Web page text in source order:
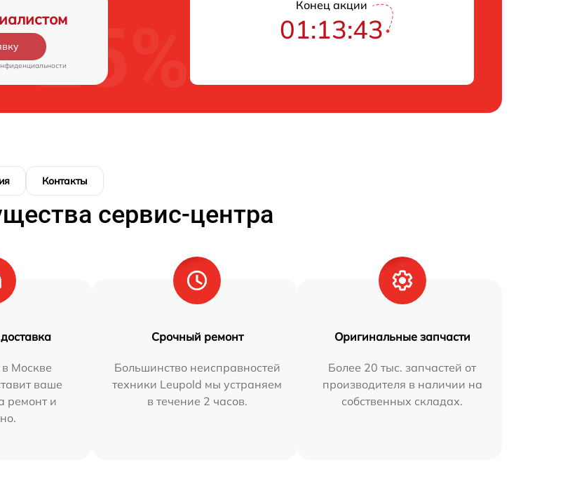
Конец акции
01:13:42
Контакты
сервис-центра
Москве
ваше
ремонт и
Срочный ремонт
Большинство неисправностей
техники Leupold мы устраняем
в течение 2 часов.
Оригинальные запчасти
Более 20 тыс. запчастей от
производителя в наличии на
собственных складах.